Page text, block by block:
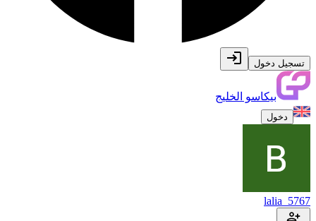
تسجيل دخول
بيكاسو الخليج
دخول
lalia_5767